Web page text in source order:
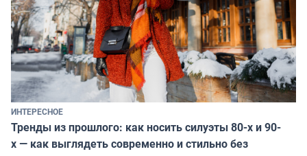
ИНТЕРЕСНОЕ
Тренды из прошлого: как носить силуэты 80-х и 90-
х — как выглядеть современно и стильно без